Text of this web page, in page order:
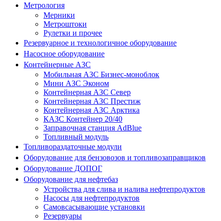
Метрология
Мерники
Метроштоки
Рулетки и прочее
Резервуарное и технологичное оборудование
Насосное оборудование
Контейнерные АЗС
Мобильная АЗС Бизнес-моноблок
Мини АЗС Эконом
Контейнерная АЗС Север
Контейнерная АЗС Престиж
Контейнерная АЗС Арктика
КАЗС Контейнер 20/40
Заправочная станция AdBlue
Топливный модуль
Топливораздаточные модули
Оборудование для бензовозов и топливозаправщиков
Оборудование ДОПОГ
Оборудование для нефтебаз
Устройства для слива и налива нефтепродуктов
Насосы для нефтепродуктов
Самовсасывающие установки
Резервуары